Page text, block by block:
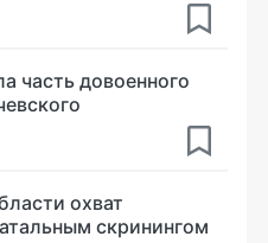
часть довоенного
охват
скринингом